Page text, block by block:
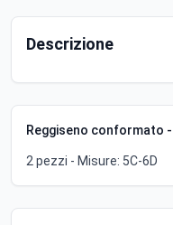
Descrizione
Reggiseno conformato
2 pezzi - Misure: 5C-6D